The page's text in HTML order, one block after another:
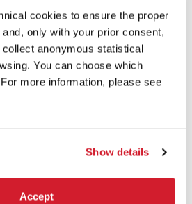
cookies to ensure the proper
only with your prior consent,
anonymous statistical
You can choose which
more information, please see
Show details
Accept